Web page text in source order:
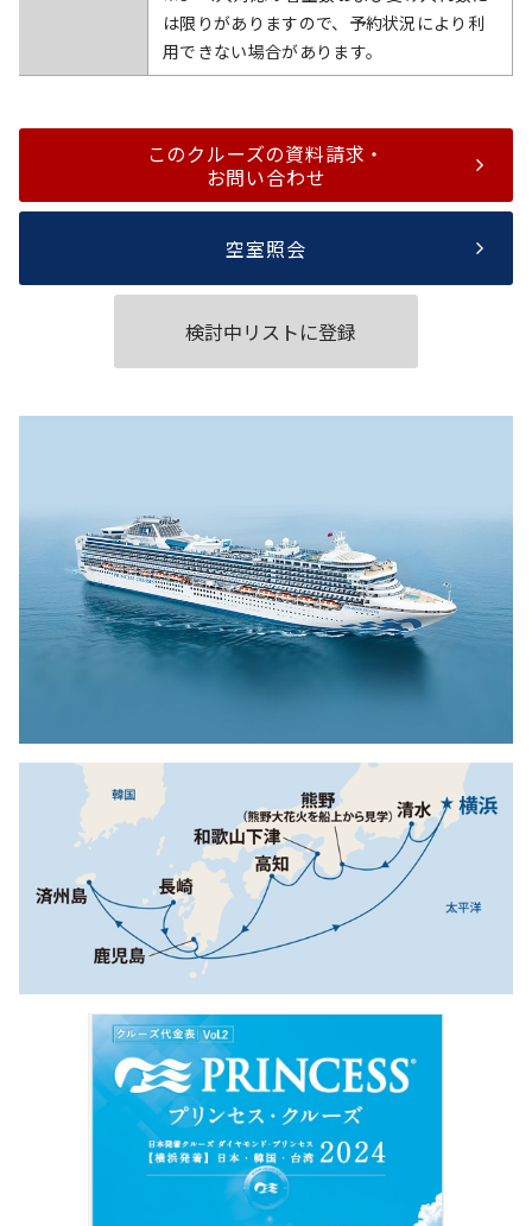
は限りがありますので、予約状況により利
用できない場合があります。
このクルーズの資料請求・
お問い合わせ
空室照会
検討中リストに登録